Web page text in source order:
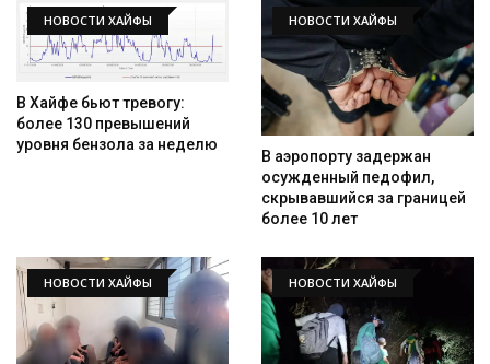
НОВОСТИ ХАЙФЫ
В Хайфе бьют тревогу:
более 130 превышений
уровня бензола за неделю
НОВОСТИ ХАЙФЫ
В аэропорту задержан
осужденный педофил,
скрывавшийся за границей
более 10 лет
НОВОСТИ ХАЙФЫ НОВОСТИ ХАЙФЫ